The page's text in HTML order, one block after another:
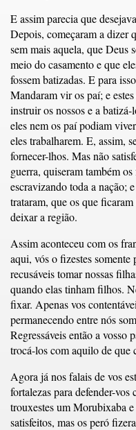
E assim parecia que
Depois, começaram a dizer
sem mais aquela, que Deus
meio do casamento e que
fossem batizadas. E para
Mandaram vir os paí; e
instruir os nossos e a
eles nem os paí podiam
eles trabalharem. E, assim,
fornecer-lhos. Mas não
guerra, quiseram também
escravizando toda a nação;
trataram, que os que
deixar a região.
Assim aconteceu com os
aqui, vós o fizestes
recusáveis tomar nossas
quando elas tinham filhos.
fixar. Apenas vos
permanecendo entre nós
Regressáveis então a vosso
trocá-los com aquilo de que
Agora já nos falais de vos
fortalezas para defender-
trouxestes um Morubixaba
satisfeitos, mas os peró